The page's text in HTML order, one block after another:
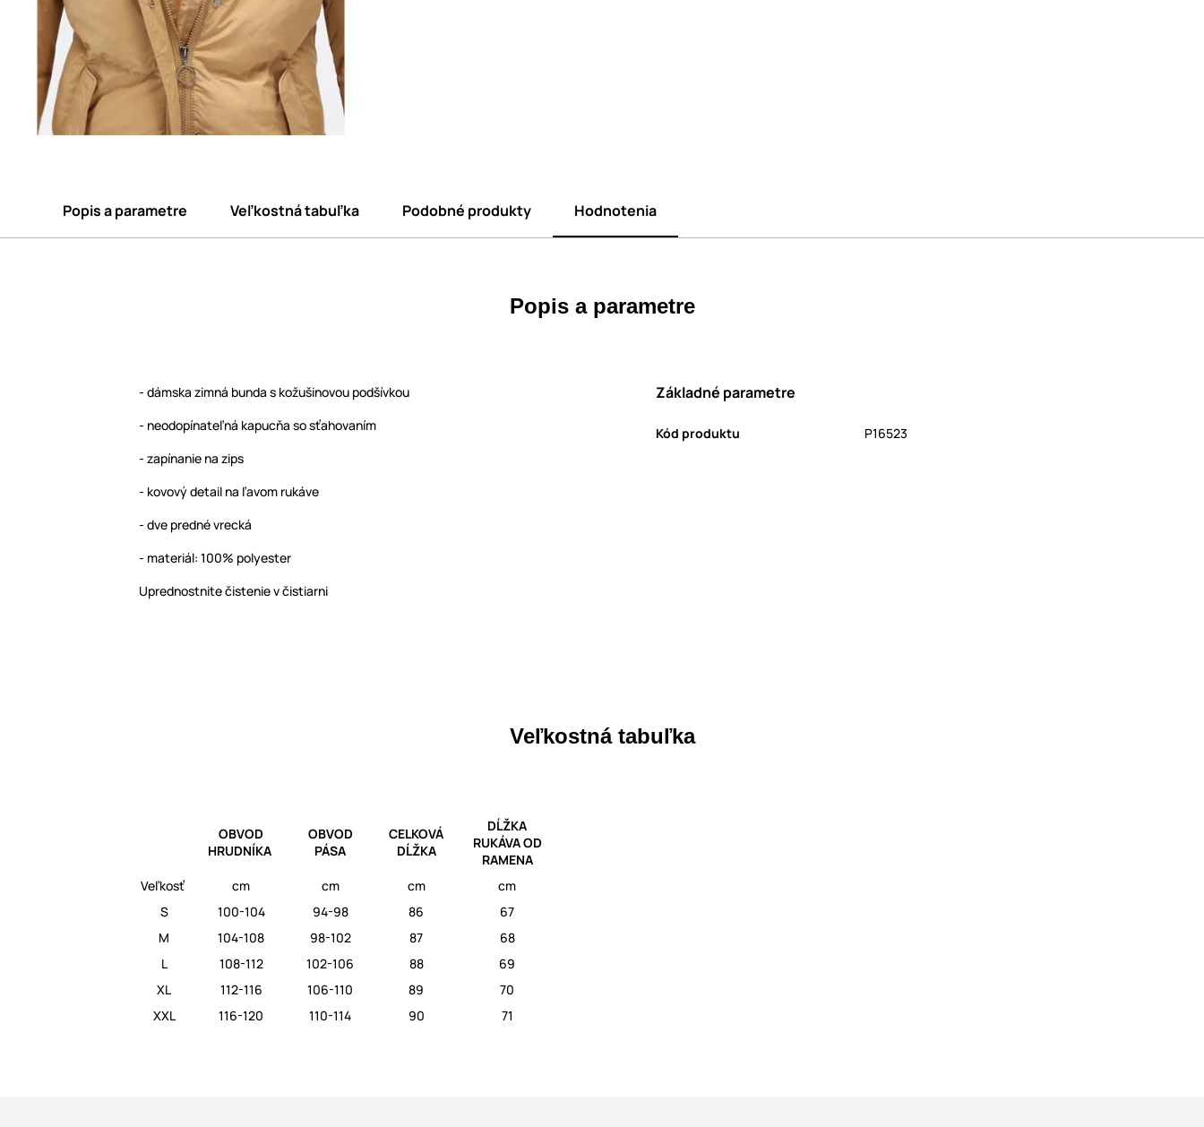
Popis a parametre Veľkostná tabuľka Podobné produkty Hodnotenia
Popis a parametre
- dámska zimná bunda s kožušinovou podšívkou
- neodopínateľná kapucňa so sťahovaním
- zapínanie na zips
- kovový detail na ľavom rukáve
- dve predné vrecká
- materiál: 100% polyester
Uprednostnite čistenie v čistiarni
Základné parametre
Kód produktu P16523
Veľkostná tabuľka
OBVOD
HRUDNÍKA
OBVOD
PÁSA
CELKOVÁ
DĹŽKA
DĹŽKA
RUKÁVA OD
RAMENA
Veľkosť
cm cm cm
cm
S
100-104 94-98 86
67
M
104-108 98-102 87
68
L
108-112 102-106 88
69
XL
112-116 106-110 89
70
XXL
116-120 110-114 90 71